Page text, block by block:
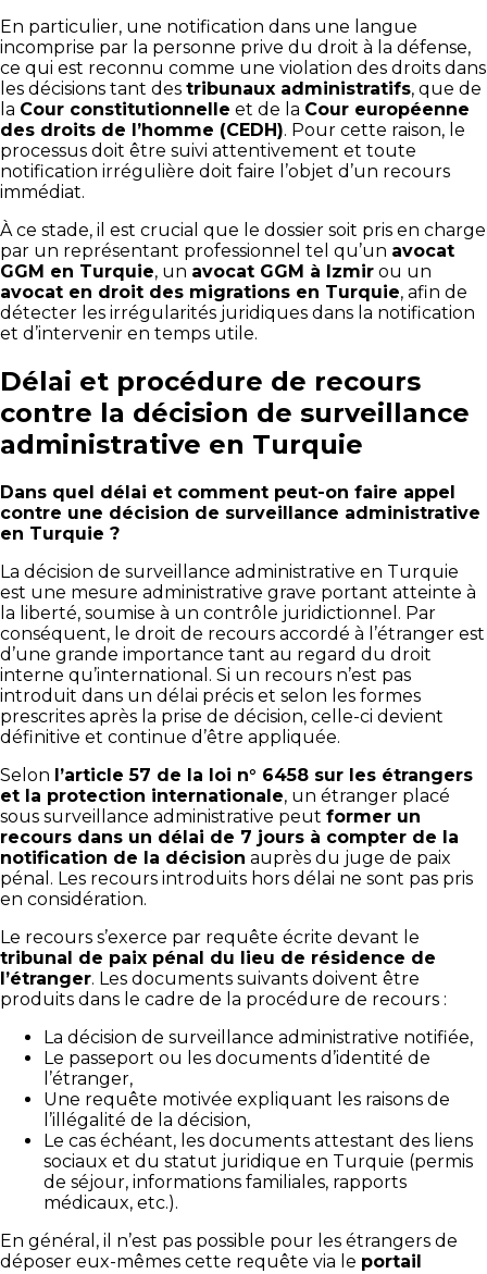
En particulier, une notification dans une langue
incomprise par la personne prive du droit à la défense,
ce qui est reconnu comme une violation des droits dans
les décisions tant des tribunaux administratifs, que de
la Cour constitutionnelle et de la Cour européenne
des droits de l’homme (CEDH). Pour cette raison, le
processus doit être suivi attentivement et toute
notification irrégulière doit faire l’objet d’un recours
immédiat.
À ce stade, il est crucial que le dossier soit pris en charge
par un représentant professionnel tel qu’un avocat
GGM en Turquie, un avocat GGM à Izmir ou un
avocat en droit des migrations en Turquie, afin de
détecter les irrégularités juridiques dans la notification
et d’intervenir en temps utile.
Délai et procédure de recours
contre la décision de surveillance
administrative en Turquie
Dans quel délai et comment peut-on faire appel
contre une décision de surveillance administrative
en Turquie ?
La décision de surveillance administrative en Turquie
est une mesure administrative grave portant atteinte à
la liberté, soumise à un contrôle juridictionnel. Par
conséquent, le droit de recours accordé à l’étranger est
d’une grande importance tant au regard du droit
interne qu’international. Si un recours n’est pas
introduit dans un délai précis et selon les formes
prescrites après la prise de décision, celle-ci devient
définitive et continue d’être appliquée.
Selon l’article 57 de la loi n° 6458 sur les étrangers
et la protection internationale, un étranger placé
sous surveillance administrative peut former un
recours dans un délai de 7 jours à compter de la
notification de la décision auprès du juge de paix
pénal. Les recours introduits hors délai ne sont pas pris
en considération.
Le recours s’exerce par requête écrite devant le
tribunal de paix pénal du lieu de résidence de
l’étranger. Les documents suivants doivent être
produits dans le cadre de la procédure de recours :
La décision de surveillance administrative notifiée,
Le passeport ou les documents d’identité de
l’étranger,
Une requête motivée expliquant les raisons de
l’illégalité de la décision,
Le cas échéant, les documents attestant des liens
sociaux et du statut juridique en Turquie (permis
de séjour, informations familiales, rapports
médicaux, etc.).
En général, il n’est pas possible pour les étrangers de
déposer eux-mêmes cette requête via le portail